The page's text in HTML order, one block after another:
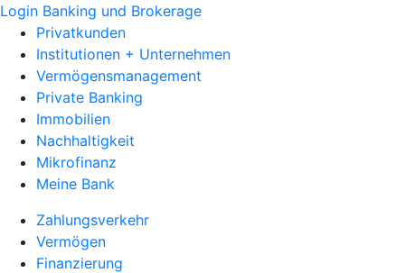
Login Banking und Brokerage
Privatkunden
Institutionen + Unternehmen
Vermögensmanagement
Private Banking
Immobilien
Nachhaltigkeit
Mikrofinanz
Meine Bank
Zahlungsverkehr
Vermögen
Finanzierung